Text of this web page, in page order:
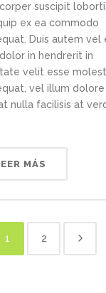
suscipit
ex ea commodo
Duis autem vel
in hendrerit in
velit esse
vel illum dolore
nulla facilisis at
MÁS
1 2